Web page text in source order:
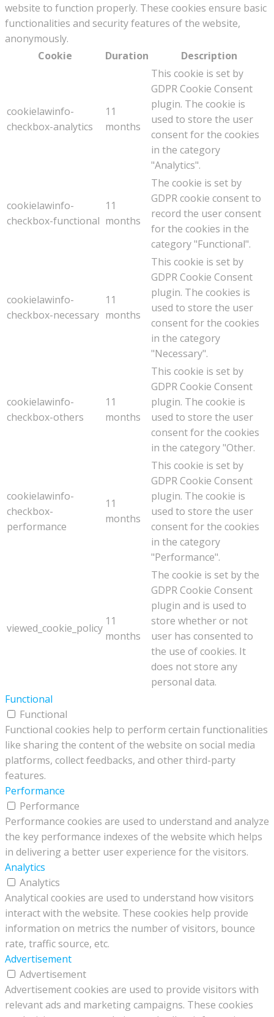
website to function properly. These cookies ensure basic
functionalities and security features of the website,
anonymously.
Cookie
Duration Description
cookielawinfo-
checkbox-analytics
11
months
This cookie is set by
GDPR Cookie Consent
plugin. The cookie is
used to store the user
consent for the cookies
in the category
"Analytics".
cookielawinfo-
checkbox-functional
11
months
The cookie is set by
GDPR cookie consent to
record the user consent
for the cookies in the
category "Functional".
cookielawinfo-
checkbox-necessary
11
months
This cookie is set by
GDPR Cookie Consent
plugin. The cookies is
used to store the user
consent for the cookies
in the category
"Necessary".
cookielawinfo-
checkbox-others
11
months
This cookie is set by
GDPR Cookie Consent
plugin. The cookie is
used to store the user
consent for the cookies
in the category "Other.
cookielawinfo-
checkbox-
performance
11
months
This cookie is set by
GDPR Cookie Consent
plugin. The cookie is
used to store the user
consent for the cookies
in the category
"Performance".
viewed_cookie_policy
11
months
The cookie is set by the
GDPR Cookie Consent
plugin and is used to
store whether or not
user has consented to
the use of cookies. It
does not store any
personal data.
Functional
Functional
Functional cookies help to perform certain functionalities
like sharing the content of the website on social media
platforms, collect feedbacks, and other third-party
features.
Performance
Performance
Performance cookies are used to understand and analyze
the key performance indexes of the website which helps
in delivering a better user experience for the visitors.
Analytics
Analytics
Analytical cookies are used to understand how visitors
interact with the website. These cookies help provide
information on metrics the number of visitors, bounce
rate, traffic source, etc.
Advertisement
Advertisement
Advertisement cookies are used to provide visitors with
relevant ads and marketing campaigns. These cookies